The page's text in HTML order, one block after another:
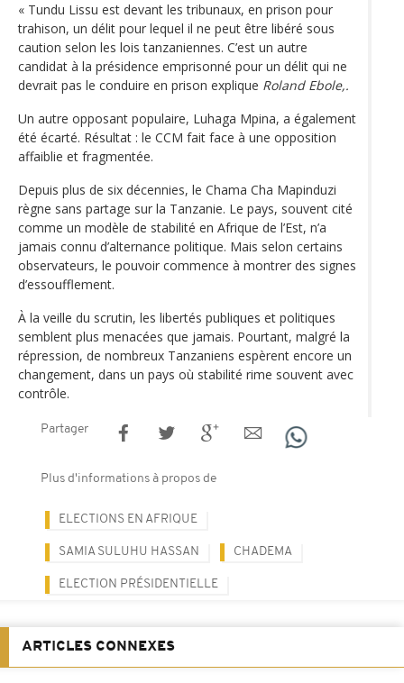
« Tundu Lissu est devant les tribunaux, en prison pour
trahison, un délit pour lequel il ne peut être libéré sous
caution selon les lois tanzaniennes. C’est un autre
candidat à la présidence emprisonné pour un délit qui ne
devrait pas le conduire en prison explique Roland Ebole,.
Un autre opposant populaire, Luhaga Mpina, a également
été écarté. Résultat : le CCM fait face à une opposition
affaiblie et fragmentée.
Depuis plus de six décennies, le Chama Cha Mapinduzi
règne sans partage sur la Tanzanie. Le pays, souvent cité
comme un modèle de stabilité en Afrique de l’Est, n’a
jamais connu d’alternance politique. Mais selon certains
observateurs, le pouvoir commence à montrer des signes
d’essoufflement.
À la veille du scrutin, les libertés publiques et politiques
semblent plus menacées que jamais. Pourtant, malgré la
répression, de nombreux Tanzaniens espèrent encore un
changement, dans un pays où stabilité rime souvent avec
contrôle.
Partager
Plus d'informations à propos de
ELECTIONS EN AFRIQUE
SAMIA SULUHU HASSAN CHADEMA
ELECTION PRÉSIDENTIELLE
ARTICLES CONNEXES